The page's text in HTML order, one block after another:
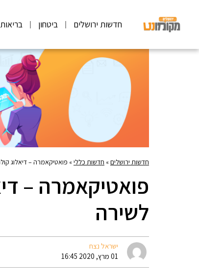
חדשות ירושלים ביטחון בריאות
חדשות ירושלים» חדשות כללי» פואטיקאמרה – דיאלוג
פואטיקאמרה –
לשירה
ישראל נצח
01 מרץ, 2020 16:45